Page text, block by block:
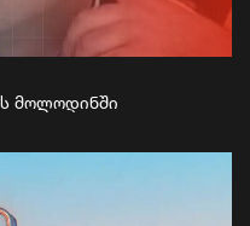
მოლოდინში